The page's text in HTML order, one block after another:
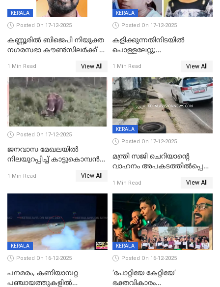
KERALA
Posted On 17-12-2025
കണ്ണൂരിൽ ബിജെപി നിയുക്ത
നഗരസഭാ കൗൺസിലർക്ക് 36
1 Min Read View All
KERALA
Posted On 17-12-2025
കളിക്കുന്നതിനിടയിൽ
പൊള്ളലേറ്റു;
ക്ലാസ് വിദ്യാർത്ഥിനി മരിച്ചു
1 Min Read View All
Posted On 17-12-2025
ജനവാസ മേഖലയില്‍
നിലയുറപ്പിച്ച് കാട്ടുകൊമ്പന്‍
1 Min Read View All
KERALA
Posted On 17-12-2025
മന്ത്രി സജി ചെറിയാന്റെ
വാഹനം അപകടത്തിൽപ്പെട്ടു;
രക്ഷപ്പെട്ടത് തലനാരിടയ്ക്ക്
1 Min Read View All
KERALA
Posted On 16-12-2025
പനമരം, കണിയാമ്പറ്റ
പഞ്ചായത്തുകളിൽ
KERALA
Posted On 16-12-2025
‘പോറ്റിയേ കേറ്റിയേ’
ഭക്തവികാരം